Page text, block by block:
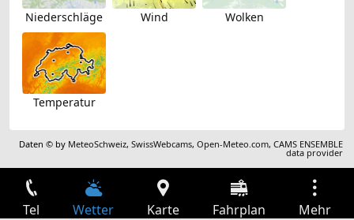
Niederschläge Wind Wolken
Temperatur
Daten © by MeteoSchweiz,SwissWebcams,Open-Meteo.com,CAMS ENSEMBLE
data provider
Tel Wetter Karte Fahrplan Mehr